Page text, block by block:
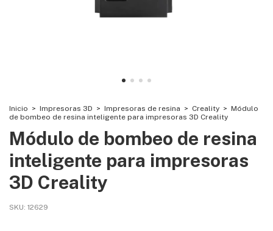
Inicio > Impresoras 3D > Impresoras de resina > Creality > Módulo
de bombeo de resina inteligente para impresoras 3D Creality
Módulo de bombeo de resina
inteligente para impresoras
3D Creality
SKU: 12629